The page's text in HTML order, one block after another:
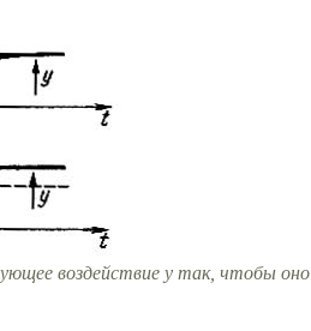
воздействие у так, чтобы